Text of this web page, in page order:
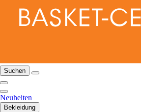
Suchen
Neuheiten
Bekleidung